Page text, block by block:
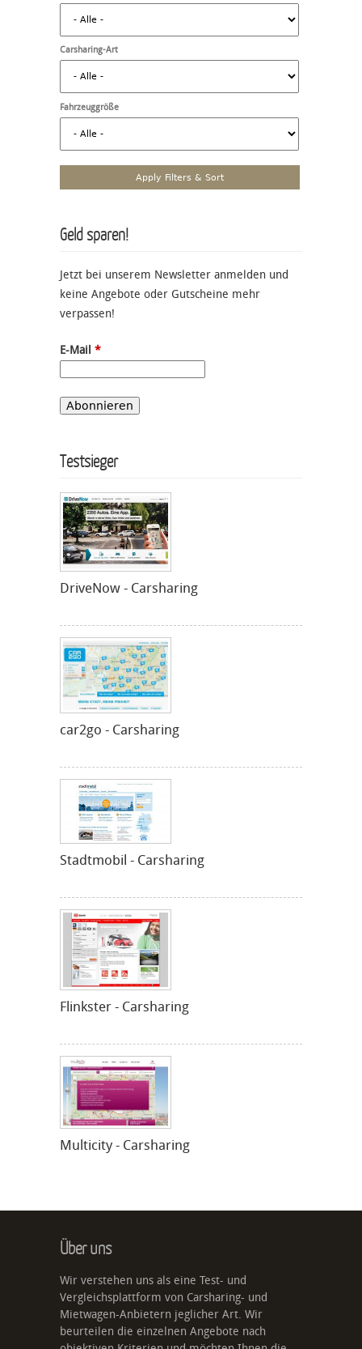
Carsharing-Art
Fahrzeuggröße
Geld sparen!
Jetzt bei unserem Newsletter anmelden und
keine Angebote oder Gutscheine mehr
verpassen!
E-Mail *
Testsieger
DriveNow - Carsharing
car2go - Carsharing
Stadtmobil - Carsharing
Flinkster - Carsharing
Multicity - Carsharing
Über uns
Wir verstehen uns als eine Test- und
Vergleichsplattform von Carsharing- und
Mietwagen-Anbietern jeglicher Art. Wir
beurteilen die einzelnen Angebote nach